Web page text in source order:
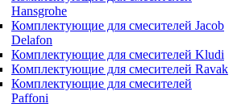
Hansgrohe
Комплектующие для смесителей Jacob
Delafon
Комплектующие для смесителей Kludi
Комплектующие для смесителей Ravak
Комплектующие для смесителей
Paffoni